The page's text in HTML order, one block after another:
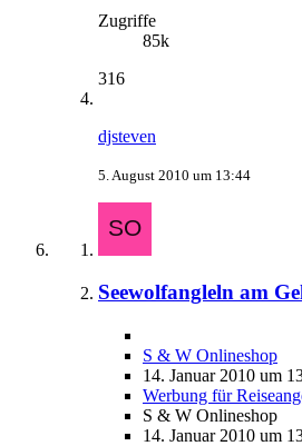
Zugriffe
85k
316
djsteven
5. August 2010 um 13:44
Seewolfangleln am
S & W Onlineshop
14. Januar 2010 um
Werbung für
S & W Onlineshop
14. Januar 2010 um